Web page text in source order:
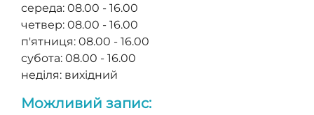
середа: 08.00 - 16.00
четвер: 08.00 - 16.00
п'ятниця: 08.00 - 16.00
субота: 08.00 - 16.00
неділя: вихідний
Можливий запис: